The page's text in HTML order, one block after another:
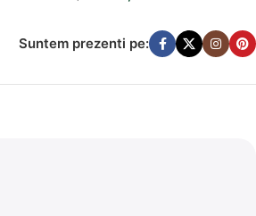
Suntem prezenti pe: